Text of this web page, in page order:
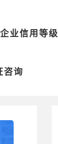
业信用等级
咨询